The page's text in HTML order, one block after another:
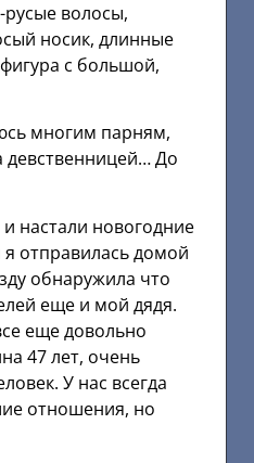
волосы,
носик, длинные
с большой,
многим парням,
девственницей… До
настали новогодние
я отправилась домой
обнаружила что
еще и мой дядя.
еще довольно
47 лет, очень
У нас всегда
отношения, но